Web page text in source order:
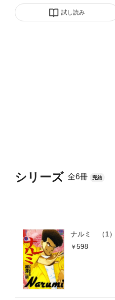
試し読み
シリーズ 全6冊 完結
ナルミ （1）
598